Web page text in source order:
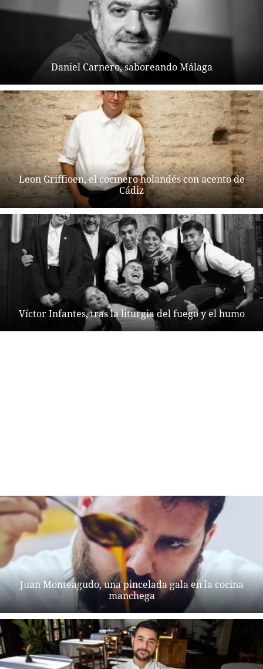
Daniel Carnero, saboreando Málaga
Leon Griffioen, el cocinero holandés con acento de
Cádiz
Víctor Infantes, tras la liturgia del fuego y el humo
Juan Monteagudo, una pincelada gala en la cocina
manchega